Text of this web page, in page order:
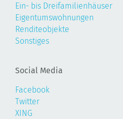
Ein- bis Dreifamilienhäuser
Eigentumswohnungen
Renditeobjekte
Sonstiges
Social Media
Facebook
Twitter
XING